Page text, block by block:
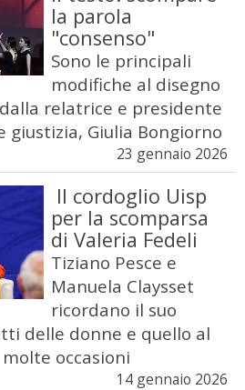
la parola
"consenso"
Sono le principali
modifiche al disegno
relatrice e presidente
giustizia, Giulia Bongiorno
23 gennaio 2026
Il cordoglio Uisp
per la scomparsa
di Valeria Fedeli
Tiziano Pesce e
Manuela Claysset
ricordano il suo
delle donne e quello al
occasioni
14 gennaio 2026